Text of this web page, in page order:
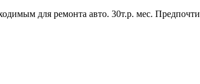
для ремонта авто. 30т.р. мес.